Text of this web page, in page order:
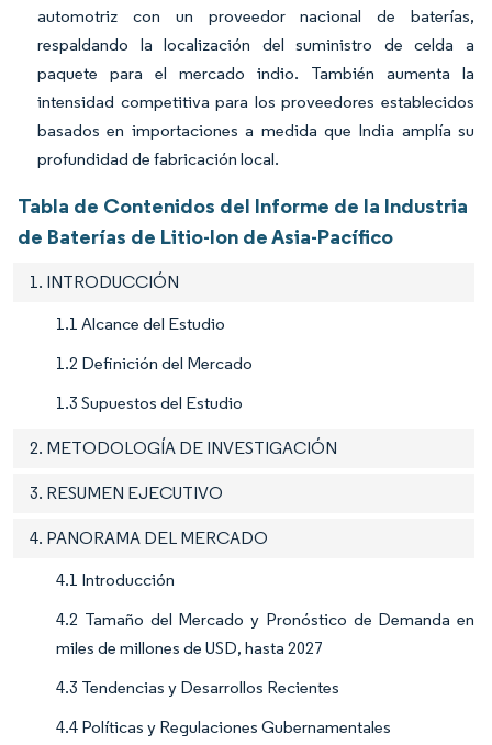
automotriz con un proveedor nacional de baterías,
respaldando la localización del suministro de celda a
paquete para el mercado indio. También aumenta la
intensidad competitiva para los proveedores establecidos
basados en importaciones a medida que India amplía su
profundidad de fabricación local.
Tabla de Contenidos del Informe de la Industria
de Baterías de Litio-Ion de Asia-Pacífico
1. INTRODUCCIÓN
1.1 Alcance del Estudio
1.2 Definición del Mercado
1.3 Supuestos del Estudio
2. METODOLOGÍA DE INVESTIGACIÓN
3. RESUMEN EJECUTIVO
4. PANORAMA DEL MERCADO
4.1 Introducción
4.2 Tamaño del Mercado y Pronóstico de Demanda en
miles de millones de USD, hasta 2027
4.3 Tendencias y Desarrollos Recientes
4.4 Políticas y Regulaciones Gubernamentales